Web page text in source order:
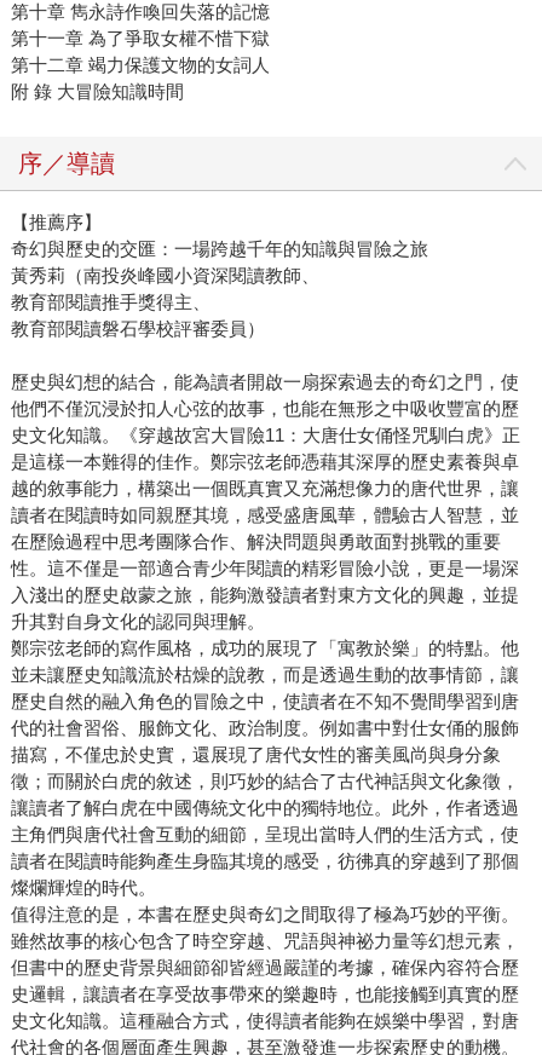
第十章 雋永詩作喚回失落的記憶
第十一章 為了爭取女權不惜下獄
第十二章 竭力保護文物的女詞人
附 錄 大冒險知識時間
序／導讀
【推薦序】
奇幻與歷史的交匯：一場跨越千年的知識與冒險之旅
黃秀莉（南投炎峰國小資深閱讀教師、
教育部閱讀推手獎得主、
教育部閱讀磐石學校評審委員）
歷史與幻想的結合，能為讀者開啟一扇探索過去的奇幻之門，使
他們不僅沉浸於扣人心弦的故事，也能在無形之中吸收豐富的歷
史文化知識。《穿越故宮大冒險11：大唐仕女俑怪咒馴白虎》正
是這樣一本難得的佳作。鄭宗弦老師憑藉其深厚的歷史素養與卓
越的敘事能力，構築出一個既真實又充滿想像力的唐代世界，讓
讀者在閱讀時如同親歷其境，感受盛唐風華，體驗古人智慧，並
在歷險過程中思考團隊合作、解決問題與勇敢面對挑戰的重要
性。這不僅是一部適合青少年閱讀的精彩冒險小說，更是一場深
入淺出的歷史啟蒙之旅，能夠激發讀者對東方文化的興趣，並提
升其對自身文化的認同與理解。
鄭宗弦老師的寫作風格，成功的展現了「寓教於樂」的特點。他
並未讓歷史知識流於枯燥的說教，而是透過生動的故事情節，讓
歷史自然的融入角色的冒險之中，使讀者在不知不覺間學習到唐
代的社會習俗、服飾文化、政治制度。例如書中對仕女俑的服飾
描寫，不僅忠於史實，還展現了唐代女性的審美風尚與身分象
徵；而關於白虎的敘述，則巧妙的結合了古代神話與文化象徵，
讓讀者了解白虎在中國傳統文化中的獨特地位。此外，作者透過
主角們與唐代社會互動的細節，呈現出當時人們的生活方式，使
讀者在閱讀時能夠產生身臨其境的感受，彷彿真的穿越到了那個
燦爛輝煌的時代。
值得注意的是，本書在歷史與奇幻之間取得了極為巧妙的平衡。
雖然故事的核心包含了時空穿越、咒語與神祕力量等幻想元素，
但書中的歷史背景與細節卻皆經過嚴謹的考據，確保內容符合歷
史邏輯，讓讀者在享受故事帶來的樂趣時，也能接觸到真實的歷
史文化知識。這種融合方式，使得讀者能夠在娛樂中學習，對唐
代社會的各個層面產生興趣，甚至激發進一步探索歷史的動機。